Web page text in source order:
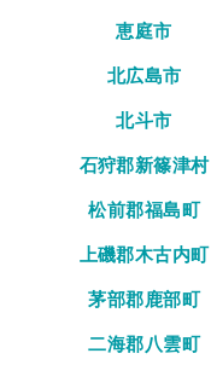
恵庭市
北広島市
北斗市
石狩郡新篠津村
松前郡福島町
上磯郡木古内町
茅部郡鹿部町
二海郡八雲町